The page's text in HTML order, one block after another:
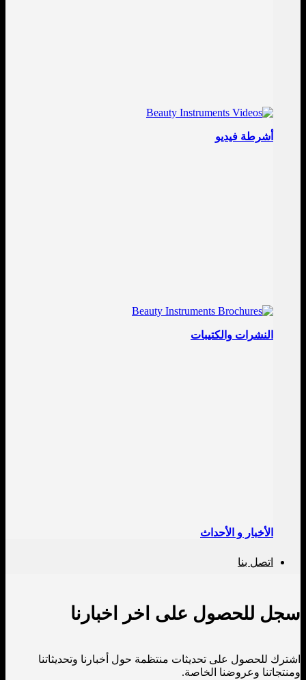
أشرطة فيديو
النشرات والكتيبات
الأخبار و الأحداث
اتصل بنا
سجل للحصول على اخر اخبارنا
اشترك للحصول على تحديثات منتظمة حول أخبارنا وتحديثاتنا
ومنتجاتنا وعروضنا الخاصة.